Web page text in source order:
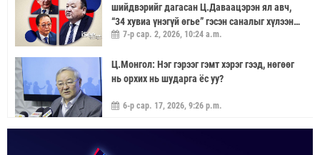
шийдвэрийг дагасан Ц.Даваацэрэн ял авч,
“34 хувиа үнэгүй өгье” гэсэн саналыг хүлээн
аваагүй хүмүүс хариуцлагагүй үлдэв
7-р сар. 2, 2026, 10:24 a.m.
Ц.Монгол: Нэг гэрээг гэмт хэрэг гээд, нөгөөг
нь орхих нь шударга ёс уу?
6-р сар. 17, 2026, 9:26 p.m.